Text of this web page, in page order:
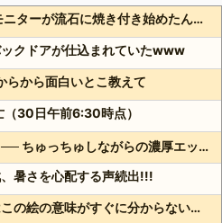
最近、10年くらい使ってたモニターが流石に焼き付き始めたんですけど、あの...
クドアが仕込まれていたwww
らから面白いとこ教えて
（30日午前6:30時点）
舌を絡ませて、唾液交換して── ちゅっちゅしながらの濃厚エッ画像♪
暑さを心配する声続出!!!
【画像】発達障害の子どもはこの絵の意味がすぐに分からないらしい